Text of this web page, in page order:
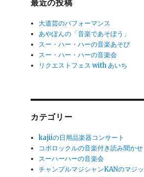
大道芸のパフォーマンス
あやぽんの「音楽であそぼう」
スー・ハー・ハーの音楽あそび
スー・ハー・ハーの音楽会
リクエストフェス with あいち
カテゴリー
kajiiの日用品楽器コンサート
コポロックルの音楽付き読み聞かせ
スーハーハーの音楽会
チャンプルマジシャンKANのマジ